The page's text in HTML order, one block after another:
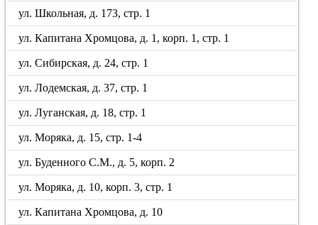
ул. Школьная, д. 173, стр. 1
ул. Капитана Хромцова, д. 1, корп. 1, стр. 1
ул. Сибирская, д. 24, стр. 1
ул. Лодемская, д. 37, стр. 1
ул. Луганская, д. 18, стр. 1
ул. Моряка, д. 15, стр. 1-4
ул. Буденного С.М., д. 5, корп. 2
ул. Моряка, д. 10, корп. 3, стр. 1
ул. Капитана Хромцова, д. 10